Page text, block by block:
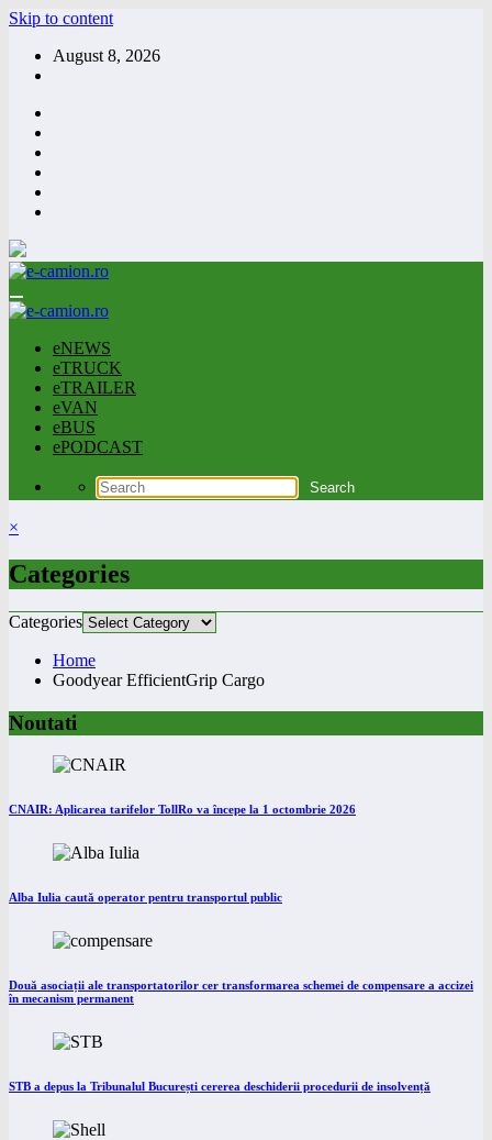
Skip to content
August 8, 2026
eNEWS
eTRUCK
eTRAILER
eVAN
eBUS
ePODCAST
×
Categories
Categories
Home
Goodyear EfficientGrip Cargo
Noutati
CNAIR: Aplicarea tarifelor TollRo va începe la 1 octombrie 2026
Alba Iulia caută operator pentru transportul public
Două asociații ale transportatorilor cer transformarea schemei de compensare a accizei
în mecanism permanent
STB a depus la Tribunalul București cererea deschiderii procedurii de insolvență